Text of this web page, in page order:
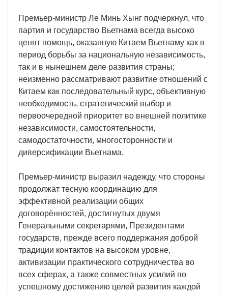
Премьер-министр Ле Минь Хынг подчеркнул, что
партия и государство Вьетнама всегда высоко
ценят помощь, оказанную Китаем Вьетнаму как в
период борьбы за национальную независимость,
так и в нынешнем деле развития страны;
неизменно рассматривают развитие отношений с
Китаем как последовательный курс, объективную
необходимость, стратегический выбор и
первоочередной приоритет во внешней политике
независимости, самостоятельности,
самодостаточности, многосторонности и
диверсификации Вьетнама.
Премьер-министр выразил надежду, что стороны
продолжат тесную координацию для
эффективной реализации общих
договорённостей, достигнутых двумя
Генеральными секретарями, Президентами
государств, прежде всего поддержания доброй
традиции контактов на высоком уровне,
активизации практического сотрудничества во
всех сферах, а также совместных усилий по
успешному достижению целей развития каждой